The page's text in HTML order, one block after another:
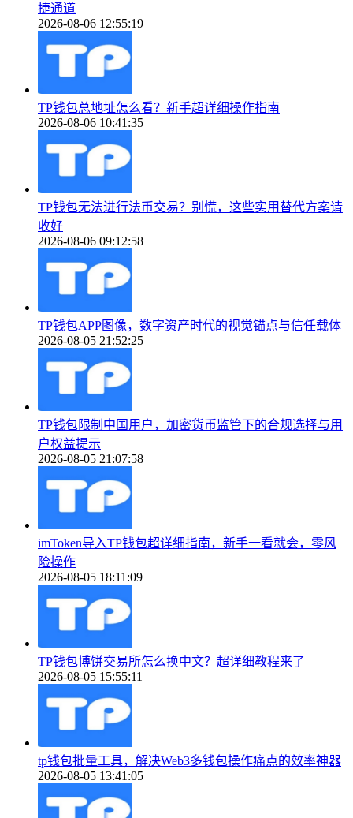
捷通道
2026-08-06 12:55:19
TP钱包总地址怎么看？新手超详细操作指南
2026-08-06 10:41:35
TP钱包无法进行法币交易？别慌，这些实用替代方案请
收好
2026-08-06 09:12:58
TP钱包APP图像，数字资产时代的视觉锚点与信任载体
2026-08-05 21:52:25
TP钱包限制中国用户，加密货币监管下的合规选择与用
户权益提示
2026-08-05 21:07:58
imToken导入TP钱包超详细指南，新手一看就会，零风
险操作
2026-08-05 18:11:09
TP钱包博饼交易所怎么换中文？超详细教程来了
2026-08-05 15:55:11
tp钱包批量工具，解决Web3多钱包操作痛点的效率神器
2026-08-05 13:41:05